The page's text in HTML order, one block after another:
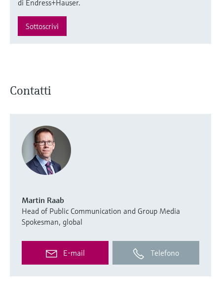
di Endress+Hauser.
Sottoscrivi
Contatti
Martin Raab
Head of Public Communication and Group Media
Spokesman, global
E-mail Telefono